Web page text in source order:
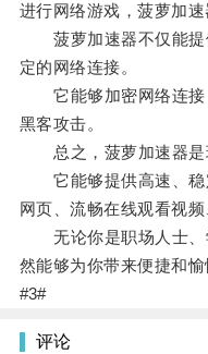
进行网络游戏，菠萝加速
菠萝加速器不仅能提
定的网络连接。
它能够加密网络连接
黑客攻击。
总之，菠萝加速器是
它能够提供高速、稳
网页、流畅在线观看视频
无论你是职场人士、
然能够为你带来便捷和愉
#3#
评论